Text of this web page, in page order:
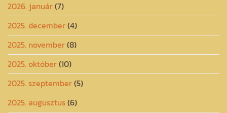
2026. január(7)
2025. december(4)
2025. november(8)
2025. október(10)
2025. szeptember(5)
2025. augusztus(6)